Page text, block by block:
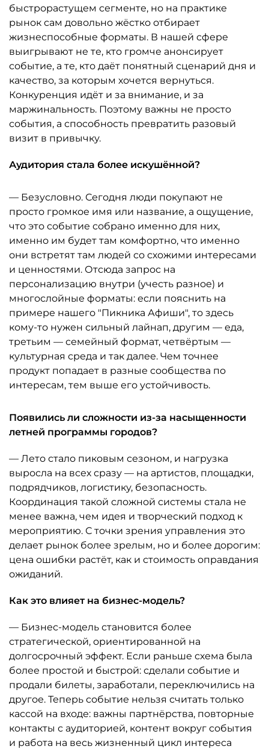
быстрорастущем сегменте, но на практике
рынок сам довольно жёстко отбирает
жизнеспособные форматы. В нашей сфере
выигрывают не те, кто громче анонсирует
событие, а те, кто даёт понятный сценарий дня и
качество, за которым хочется вернуться.
Конкуренция идёт и за внимание, и за
маржинальность. Поэтому важны не просто
события, а способность превратить разовый
визит в привычку.
Аудитория стала более искушённой?
— Безусловно. Сегодня люди покупают не
просто громкое имя или название, а ощущение,
что это событие собрано именно для них,
именно им будет там комфортно, что именно
они встретят там людей со схожими интересами
и ценностями. Отсюда запрос на
персонализацию внутри (учесть разное) и
многослойные форматы: если пояснить на
примере нашего "Пикника Афиши", то здесь
кому-то нужен сильный лайнап, другим — еда,
третьим — семейный формат, четвёртым —
культурная среда и так далее. Чем точнее
продукт попадает в разные сообщества по
интересам, тем выше его устойчивость.
Появились ли сложности из-за насыщенности
летней программы городов?
— Лето стало пиковым сезоном, и нагрузка
выросла на всех сразу — на артистов, площадки,
подрядчиков, логистику, безопасность.
Координация такой сложной системы стала не
менее важна, чем идея и творческий подход к
мероприятию. С точки зрения управления это
делает рынок более зрелым, но и более дорогим:
цена ошибки растёт, как и стоимость оправдания
ожиданий.
Как это влияет на бизнес-модель?
— Бизнес-модель становится более
стратегической, ориентированной на
долгосрочный эффект. Если раньше схема была
более простой и быстрой: сделали событие и
продали билеты, заработали, переключились на
другое. Теперь событие нельзя считать только
кассой на входе: важны партнёрства, повторные
контакты с аудиторией, контент вокруг события
и работа на весь жизненный цикл интереса